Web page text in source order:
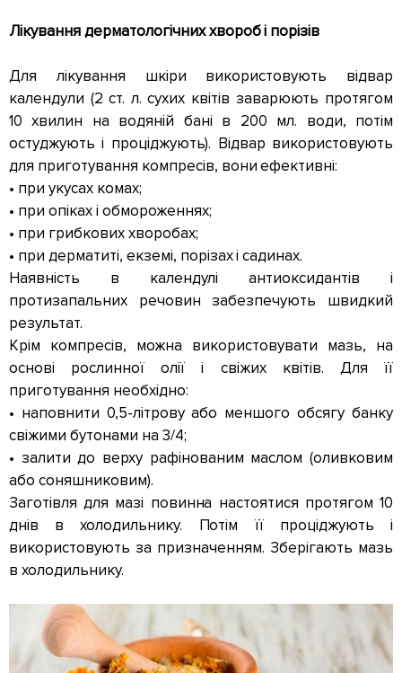
Лікування дерматологічних хвороб і порізів
Для лікування шкіри використовують відвар
календули (2 ст. л. сухих квітів заварюють протягом
10 хвилин на водяній бані в 200 мл. води, потім
остуджують і проціджують). Відвар використовують
для приготування компресів, вони ефективні:
• при укусах комах;
• при опіках і обмороженнях;
• при грибкових хворобах;
• при дерматиті, екземі, порізах і садинах.
Наявність в календулі антиоксидантів і
протизапальних речовин забезпечують швидкий
результат.
Крім компресів, можна використовувати мазь, на
основі рослинної олії і свіжих квітів. Для її
приготування необхідно:
• наповнити 0,5-літрову або меншого обсягу банку
свіжими бутонами на 3/4;
• залити до верху рафінованим маслом (оливковим
або соняшниковим).
Заготівля для мазі повинна настоятися протягом 10
днів в холодильнику. Потім її проціджують і
використовують за призначенням. Зберігають мазь
в холодильнику.